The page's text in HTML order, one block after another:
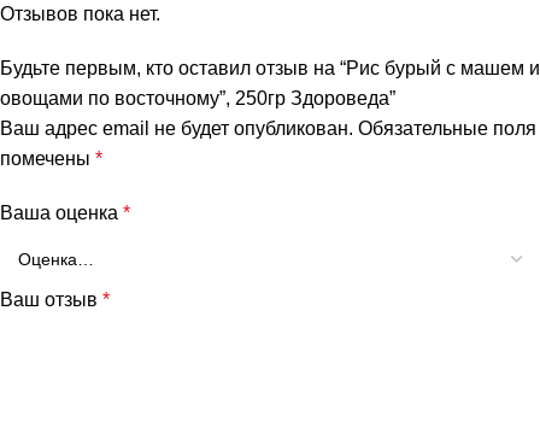
Отзывов пока нет.
Будьте первым, кто оставил отзыв на “Рис бурый с машем и
овощами по восточному”, 250гр Здороведа”
Ваш адрес email не будет опубликован. Обязательные поля
помечены *
Ваша оценка *
Ваш отзыв *